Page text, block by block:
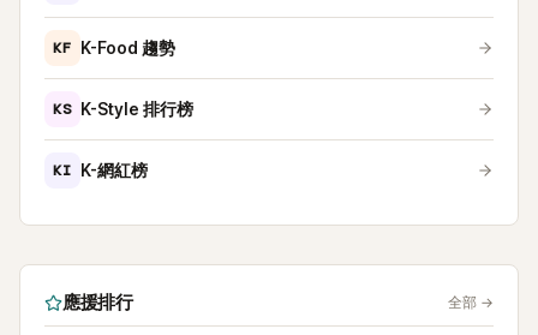
KF K-Food 趨勢
KS K-Style 排行榜
KI K-網紅榜
應援排行 全部 →